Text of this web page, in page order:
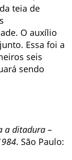
teia de
O auxílio
Essa foi a
seis
sendo
a ditadura –
. São Paulo: